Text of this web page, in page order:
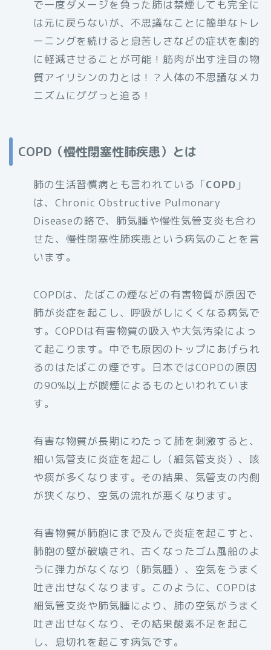
で一度ダメージを負った肺は禁煙しても完全に
は元に戻らないが、不思議なことに簡単なトレ
ーニングを続けると息苦しさなどの症状を劇的
に軽減させることが可能！筋肉が出す注目の物
質アイリシンの力とは！？人体の不思議なメカ
ニズムにググっと迫る！
COPD（慢性閉塞性肺疾患）とは
肺の生活習慣病とも言われている「COPD 」
は、Chronic Obstructive Pulmonary
Diseaseの略で、肺気腫や慢性気管支炎も合わ
せた、慢性閉塞性肺疾患という病気のことを言
います。
COPDは、たばこの煙などの有害物質が原因で
肺が炎症を起こし、呼吸がしにくくなる病気で
す。COPDは有害物質の吸入や大気汚染によっ
て起こります。中でも原因のトップにあげられ
るのはたばこの煙です。日本ではCOPDの原因
の90%以上が喫煙によるものといわれていま
す。
有害な物質が長期にわたって肺を刺激すると、
細い気管支に炎症を起こし（細気管支炎）、咳
や痰が多くなります。その結果、気管支の内側
が狭くなり、空気の流れが悪くなります。
有害物質が肺胞にまで及んで炎症を起こすと、
肺胞の壁が破壊され、古くなったゴム風船のよ
うに弾力がなくなり（肺気腫）、空気をうまく
吐き出せなくなります。このように、COPDは
細気管支炎や肺気腫により、肺の空気がうまく
吐き出せなくなり、その結果酸素不足を起こ
し、息切れを起こす病気です。